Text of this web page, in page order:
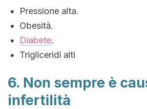
Pressione alta.
Obesità.
Diabete.
Trigliceridi alti
6. Non sempre è
infertilità